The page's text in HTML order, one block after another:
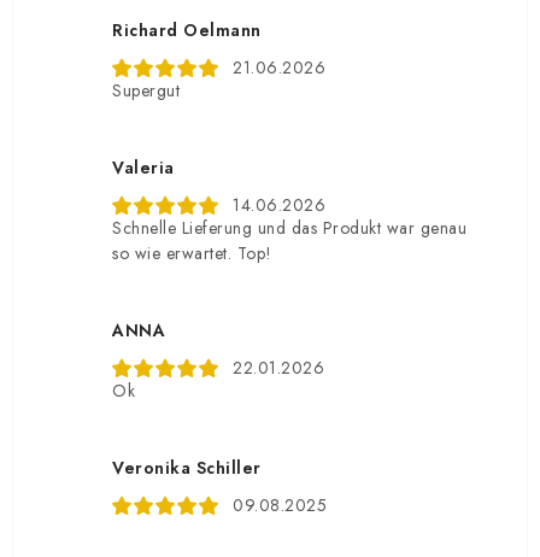
Richard Oelmann
21.06.2026
Supergut
Valeria
14.06.2026
Schnelle Lieferung und das Produkt war genau
so wie erwartet. Top!
ANNA
22.01.2026
Ok
Veronika Schiller
09.08.2025